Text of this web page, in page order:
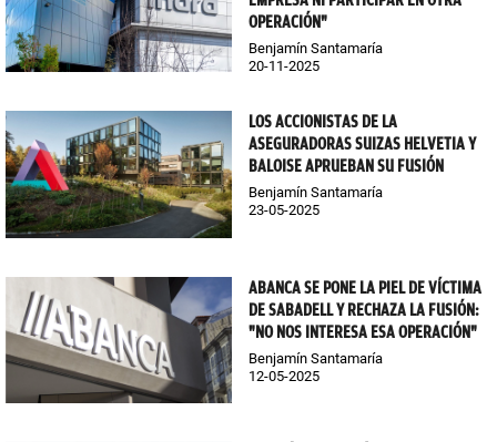
OPERACIÓN"
Benjamín Santamaría
20-11-2025
LOS ACCIONISTAS DE LA
ASEGURADORAS SUIZAS HELVETIA Y
BALOISE APRUEBAN SU FUSIÓN
Benjamín Santamaría
23-05-2025
ABANCA SE PONE LA PIEL DE VÍCTIMA
DE SABADELL Y RECHAZA LA FUSIÓN:
"NO NOS INTERESA ESA OPERACIÓN"
Benjamín Santamaría
12-05-2025